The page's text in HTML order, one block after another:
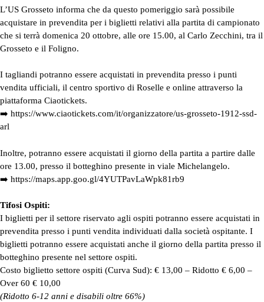
L’US Grosseto informa che da questo pomeriggio sarà possibile
acquistare in prevendita per i biglietti relativi alla partita di campionato
che si terrà domenica 20 ottobre, alle ore 15.00, al Carlo Zecchini, tra il
Grosseto e il Foligno.
I tagliandi potranno essere acquistati in prevendita presso i punti
vendita ufficiali, il centro sportivo di Roselle e online attraverso la
piattaforma Ciaotickets.
➡️ https://www.ciaotickets.com/it/organizzatore/us-grosseto-1912-ssd-
arl
Inoltre, potranno essere acquistati il giorno della partita a partire dalle
ore 13.00, presso il botteghino presente in viale Michelangelo.
➡️ https://maps.app.goo.gl/4YUTPavLaWpk81rb9
Tifosi Ospiti:
I biglietti per il settore riservato agli ospiti potranno essere acquistati in
prevendita presso i punti vendita individuati dalla società ospitante. I
biglietti potranno essere acquistati anche il giorno della partita presso il
botteghino presente nel settore ospiti.
Costo biglietto settore ospiti (Curva Sud): € 13,00 – Ridotto € 6,00 –
Over 60 € 10,00
(Ridotto 6-12 anni e disabili oltre 66%)